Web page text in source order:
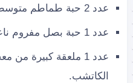
عدد 2 حبة طماطم متوسطة الحجم، ومهروسة.
عدد 1 حبة بصل مفروم ناعمًا.
عدد 1 ملعقة كبيرة
الكاتشب.